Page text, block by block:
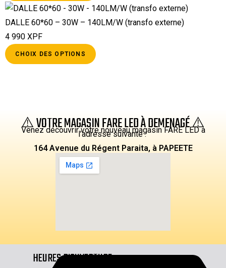
DALLE 60*60 – 30W – 140LM/W (transfo externe)
4 990XPF
CHOIX DES OPTIONS
⚠️ VOTRE MAGASIN FARE LED À DEMENAGÉ ⚠️
Venez découvrir votre nouveau magasin FARE LED à
l’adresse suivante :
164 Avenue du Régent Paraita, à PAPEETE
HEURES D'OUVERTURE